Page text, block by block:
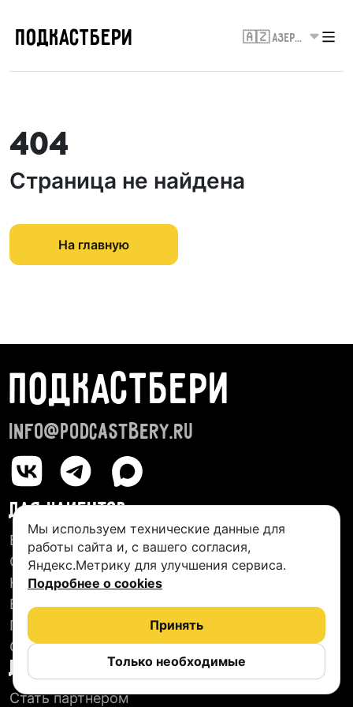
ПОДКАСТБЕРИ 🇦🇿 Азербайджан
404
Страница не найдена
На главную
ПОДКАСТБЕРИ
info@podcastbery.ru
ДЛЯ КЛИЕНТОВ
База студий
О сервисе
Новые подкасты
Блог
Пользовательское соглашение
Отзывы
ДЛЯ СТУДИЙ
Стать партнером
Мы используем технические данные для
работы сайта и, с вашего согласия,
Яндекс.Метрику для улучшения сервиса.
Подробнее о cookies
Только необходимые
Принять